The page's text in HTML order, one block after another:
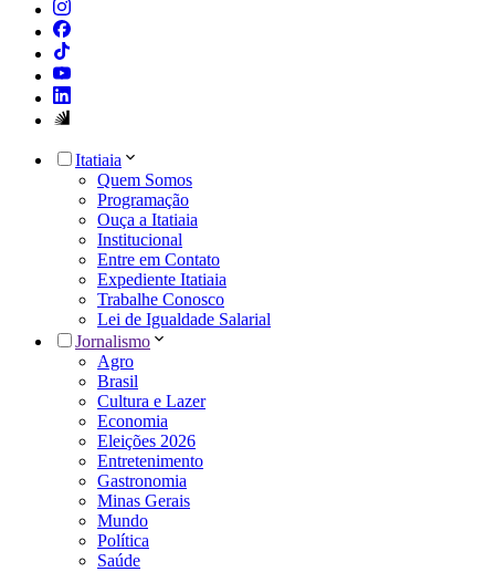
Itatiaia
Quem Somos
Programação
Ouça a Itatiaia
Institucional
Entre em Contato
Expediente Itatiaia
Trabalhe Conosco
Lei de Igualdade Salarial
Jornalismo
Agro
Brasil
Cultura e Lazer
Economia
Eleições 2026
Entretenimento
Gastronomia
Minas Gerais
Mundo
Política
Saúde